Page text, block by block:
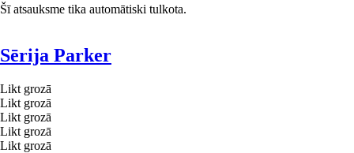
Šī atsauksme tika automātiski tulkota.
Sērija Parker
Likt grozā
Likt grozā
Likt grozā
Likt grozā
Likt grozā